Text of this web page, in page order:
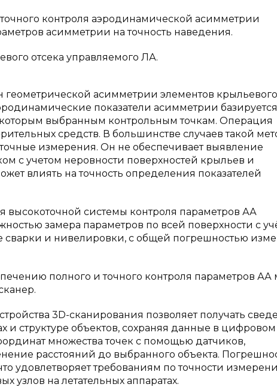
контроля аэродинамической асимметрии
асимметрии на точность наведения.
отсека управляемого ЛА.
асимметрии элементов крыльевого
показатели асимметрии
выбранным контрольным точкам. Операция
средств. В большинстве случаев такой
измерения. Он не обеспечивает выявление
с учетом неровности поверхностей крыльев и
влиять на точность определения показателей
высокоточной системы контроля параметров АА
замера параметров по всей поверхности с
сварки и нивелировки, с общей погрешностью
полного и точного контроля параметров АА
3D-сканирования позволяет получать
и структуре объектов, сохраняя данные в
множества точек с помощью датчиков,
расстояний до выбранного объекта.
удовлетворяет требованиям по точности
узлов на летательных аппаратах.